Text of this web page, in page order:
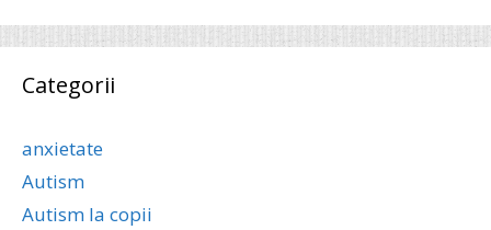
Categorii
anxietate
Autism
Autism la copii